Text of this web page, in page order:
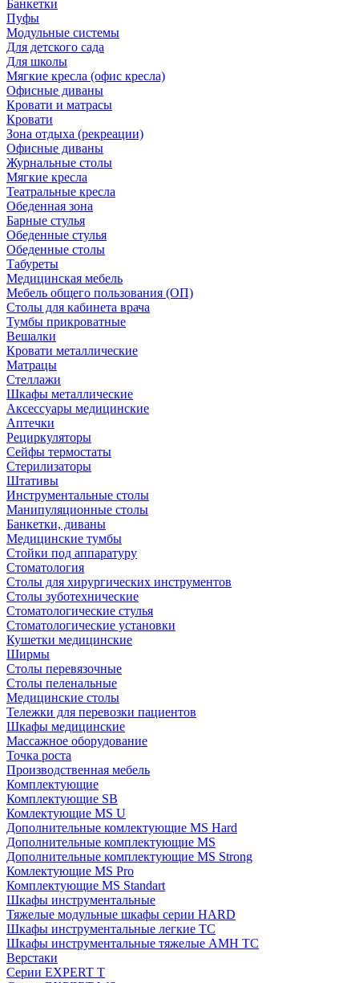
Банкетки
Пуфы
Модульные системы
Для детского сада
Для школы
Мягкие кресла (офис кресла)
Офисные диваны
Кровати и матрасы
Кровати
Зона отдыха (рекреации)
Офисные диваны
Журнальные столы
Мягкие кресла
Театральные кресла
Обеденная зона
Барные стулья
Обеденные стулья
Обеденные столы
Табуреты
Медицинская мебель
Мебель общего пользования (ОП)
Столы для кабинета врача
Тумбы прикроватные
Вешалки
Кровати металлические
Матрацы
Стеллажи
Шкафы металлические
Аксессуары медицинские
Аптечки
Рециркуляторы
Сейфы термостаты
Стерилизаторы
Штативы
Инструментальные столы
Манипуляционные столы
Банкетки, диваны
Медицинские тумбы
Стойки под аппаратуру
Стоматология
Столы для хирургических инструментов
Столы зуботехнические
Стоматологические стулья
Стоматологические установки
Кушетки медицинские
Ширмы
Столы перевязочные
Столы пеленальные
Медицинские столы
Тележки для перевозки пациентов
Шкафы медицинские
Массажное оборудование
Точка роста
Производственная мебель
Комплектующие
Комплектующие SB
Комлектующие MS U
Дополнительные комлектующие MS Hard
Дополнительные комплектующие MS
Дополнительные комплектующие MS Strong
Комлектующие MS Pro
Комплектующие MS Standart
Шкафы инструментальные
Тяжелые модульные шкафы серии HARD
Шкафы инструментальные легкие ТС
Шкафы инструментальные тяжелые AMH TC
Верстаки
Серии EXPERT T